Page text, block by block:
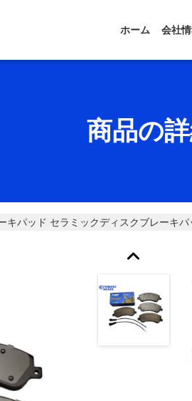
ホーム 会社
商品の
キパッド セラミックディスクブレーキ